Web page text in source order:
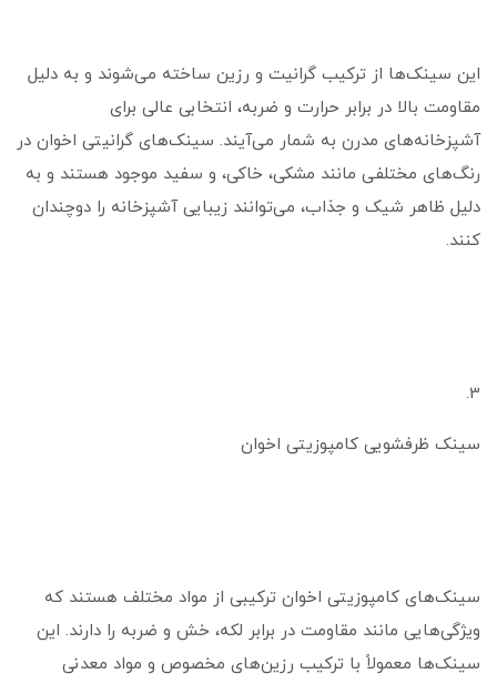
این سینک‌ها از ترکیب گرانیت و رزین ساخته می‌شوند و به دلیل
مقاومت بالا در برابر حرارت و ضربه، انتخابی عالی برای
آشپزخانه‌های مدرن به شمار می‌آیند. سینک‌های گرانیتی اخوان در
رنگ‌های مختلفی مانند مشکی، خاکی، و سفید موجود هستند و به
دلیل ظاهر شیک و جذاب، می‌توانند زیبایی آشپزخانه را دوچندان
کنند.
3.
سینک ظرفشویی کامپوزیتی اخوان
سینک‌های کامپوزیتی اخوان ترکیبی از مواد مختلف هستند که
ویژگی‌هایی مانند مقاومت در برابر لکه، خش و ضربه را دارند. این
سینک‌ها معمولاً با ترکیب رزین‌های مخصوص و مواد معدنی